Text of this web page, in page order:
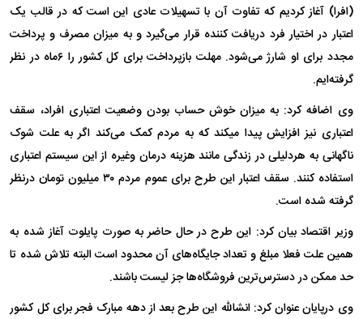
(افرا) آغاز کردیم که تفاوت آن با تسهیلات عادی این است که در قالب یک
اعتبار در اختیار فرد دریافت کننده قرار می‌گیرد و به میزان مصرف و پرداخت
مجدد برای او شارژ می‌شود. مهلت بازپرداخت برای کل کشور را ۶ماه در نظر
گرفته‌ایم.
وی اضافه کرد: به میزان خوش حساب بودن وضعیت اعتباری افراد، سقف
اعتباری نیز افزایش پیدا میکند که به مردم کمک می‌کند اگر به علت شوک
ناگهانی به هردلیلی در زندگی مانند هزینه درمان وغیره از این سیستم اعتباری
استفاده کنند. سقف اعتبار این طرح برای عموم مردم ۳۰ میلیون تومان درنظر
گرفته شده است.
وزیر اقتصاد بیان کرد: این طرح در حال حاضر به صورت پایلوت آغاز شده به
همین علت فعلا مبلغ و تعداد جایگاه‌های آن محدود است البته تلاش شده تا
حد ممکن در دسترس‌ترین فروشگاه‌ها جز لیست باشند.
وی درپایان عنوان کرد: انشالله این طرح بعد از دهه مبارک فجر برای کل کشور